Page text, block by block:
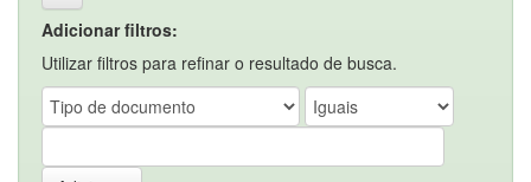
Adicionar filtros:
Utilizar filtros para refinar o resultado de busca.